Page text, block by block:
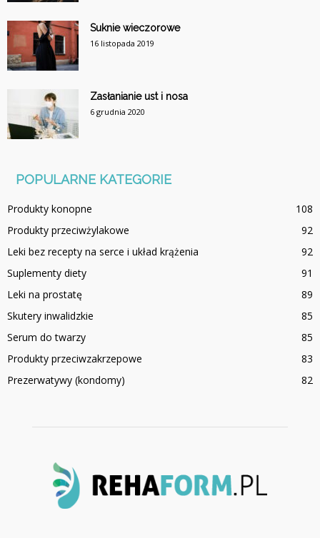
Suknie wieczorowe
16 listopada 2019
Zasłanianie ust i nosa
6 grudnia 2020
POPULARNE KATEGORIE
Produkty konopne
108
Produkty przeciwżylakowe
92
Leki bez recepty na serce i układ krążenia
92
Suplementy diety
91
Leki na prostatę
89
Skutery inwalidzkie
85
Serum do twarzy
85
Produkty przeciwzakrzepowe
83
Prezerwatywy (kondomy)
82